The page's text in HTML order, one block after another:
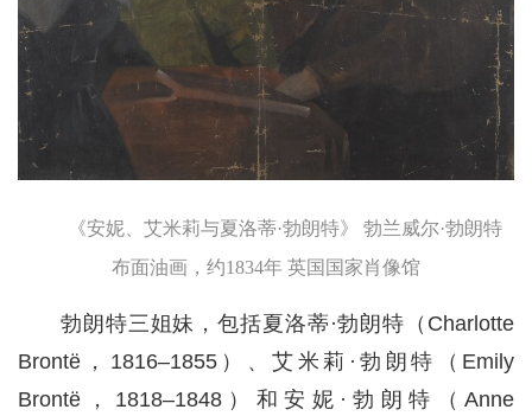
《安妮、艾米莉与夏洛蒂·勃朗特》 勃兰威尔·勃朗特
布面油画，约1834年 英国国家肖像馆
勃朗特三姐妹，包括夏洛蒂·勃朗特（Charlotte
Brontë，1816–1855）、艾米莉·勃朗特（Emily
Brontë，1818–1848）和安妮·勃朗特（Anne